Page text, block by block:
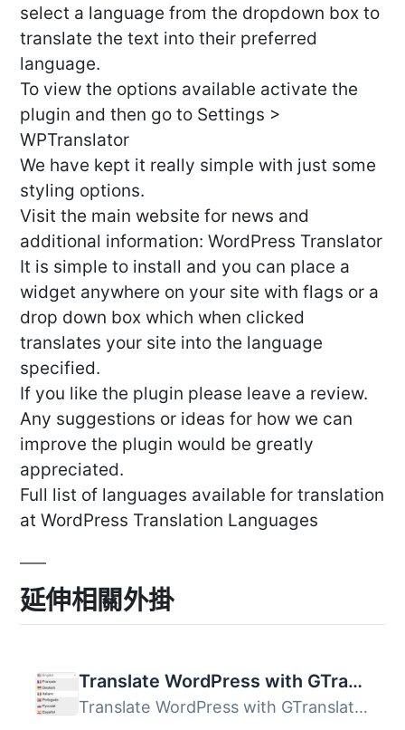
select a language from the dropdown box to
translate the text into their preferred
language.
To view the options available activate the
plugin and then go to Settings >
WPTranslator
We have kept it really simple with just some
styling options.
Visit the main website for news and
additional information: WordPress Translator
It is simple to install and you can place a
widget anywhere on your site with flags or a
drop down box which when clicked
translates your site into the language
specified.
If you like the plugin please leave a review.
Any suggestions or ideas for how we can
improve the plugin would be greatly
appreciated.
Full list of languages available for translation
at WordPress Translation Languages
延伸相關外掛
Translate WordPress with GTranslate
Translate WordPress with GTranslate外掛使用 Google Transl...